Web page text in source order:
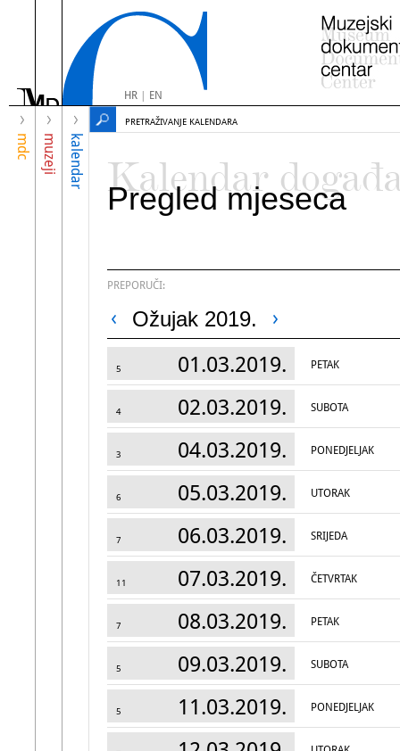
HR| EN
mdc muzeji kalendar
PRETRAŽIVANJE KALENDARA
Kalendar
Pregled mjeseca
PREPORUČI:
Ožujak 2019.
5 01.03.2019. PETAK
4 02.03.2019. SUBOTA
3 04.03.2019. PONEDJELJAK
6 05.03.2019. UTORAK
7 06.03.2019. SRIJEDA
11 07.03.2019. ČETVRTAK
7 08.03.2019. PETAK
5 09.03.2019. SUBOTA
5 11.03.2019. PONEDJELJAK